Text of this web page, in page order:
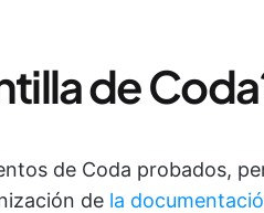
de
de Coda probados,
de la